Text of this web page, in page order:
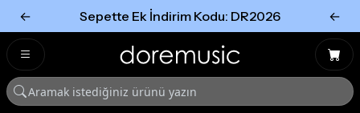
← Sepette Ek İndirim Kodu: DR2026 ←
Tümünü Gör
Tümünü gör